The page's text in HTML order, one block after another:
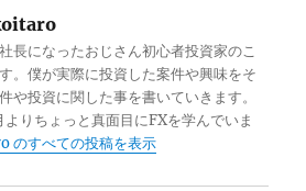
長になったおじさん初心者投資家のこ
。僕が実際に投資した案件や興味をそ
や投資に関した事を書いていきます。
りちょっと真面目にFXを学んでいま
のすべての投稿を表示